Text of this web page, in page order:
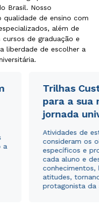
Brasil. Nosso
de ensino com
além de
de graduação e
liberdade de escolher a
a
Trilhas
para a sua
jornada
Atividades de
consideram os
específicos e
cada aluno e
conhecimentos,
atitudes,
protagonista da
para o
do Sul.